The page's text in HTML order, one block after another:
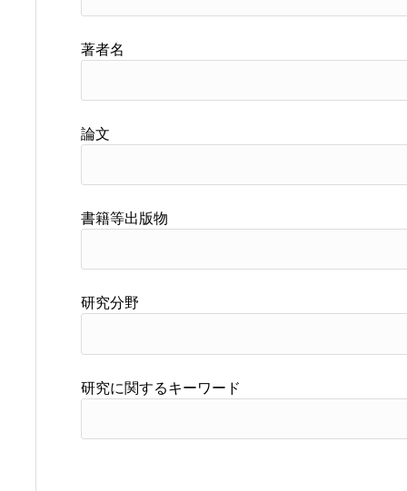
著者名
論文
書籍等出版物
研究分野
研究に関するキーワード